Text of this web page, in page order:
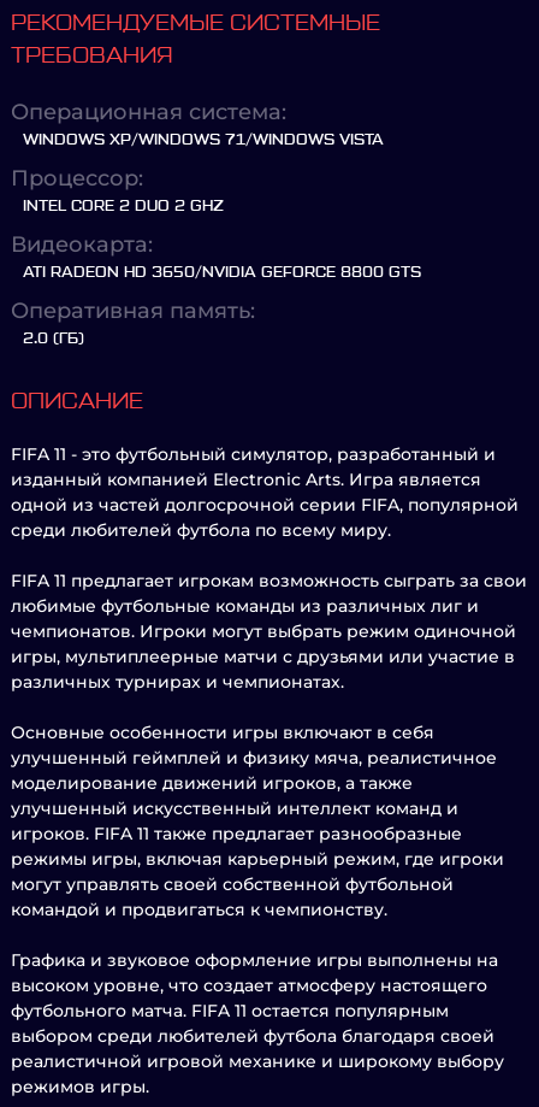
РЕКОМЕНДУЕМЫЕ СИСТЕМНЫЕ
ТРЕБОВАНИЯ
Операционная система:
WINDOWS XP/WINDOWS 71/WINDOWS VISTA
Процессор:
INTEL CORE 2 DUO 2 GHZ
Видеокарта:
ATI RADEON HD 3650/NVIDIA GEFORCE 8800 GTS
Оперативная память:
2.0 (ГБ)
ОПИСАНИЕ
FIFA 11 - это футбольный симулятор, разработанный и
изданный компанией Electronic Arts. Игра является
одной из частей долгосрочной серии FIFA, популярной
среди любителей футбола по всему миру.
FIFA 11 предлагает игрокам возможность сыграть за свои
любимые футбольные команды из различных лиг и
чемпионатов. Игроки могут выбрать режим одиночной
игры, мультиплеерные матчи с друзьями или участие в
различных турнирах и чемпионатах.
Основные особенности игры включают в себя
улучшенный геймплей и физику мяча, реалистичное
моделирование движений игроков, а также
улучшенный искусственный интеллект команд и
игроков. FIFA 11 также предлагает разнообразные
режимы игры, включая карьерный режим, где игроки
могут управлять своей собственной футбольной
командой и продвигаться к чемпионству.
Графика и звуковое оформление игры выполнены на
высоком уровне, что создает атмосферу настоящего
футбольного матча. FIFA 11 остается популярным
выбором среди любителей футбола благодаря своей
реалистичной игровой механике и широкому выбору
режимов игры.